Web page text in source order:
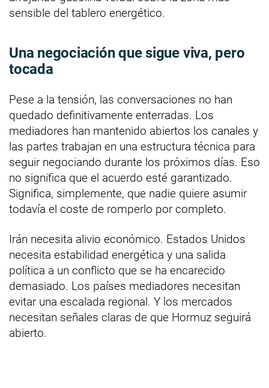
sensible del tablero energético.
Una negociación que sigue viva, pero
tocada
Pese a la tensión, las conversaciones no han
quedado definitivamente enterradas. Los
mediadores han mantenido abiertos los canales y
las partes trabajan en una estructura técnica para
seguir negociando durante los próximos días. Eso
no significa que el acuerdo esté garantizado.
Significa, simplemente, que nadie quiere asumir
todavía el coste de romperlo por completo.
Irán necesita alivio económico. Estados Unidos
necesita estabilidad energética y una salida
política a un conflicto que se ha encarecido
demasiado. Los países mediadores necesitan
evitar una escalada regional. Y los mercados
necesitan señales claras de que Hormuz seguirá
abierto.